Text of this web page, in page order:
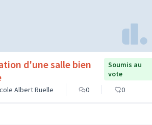
d'une salle bien
Soumis au
vote
Albert Ruelle
0 0